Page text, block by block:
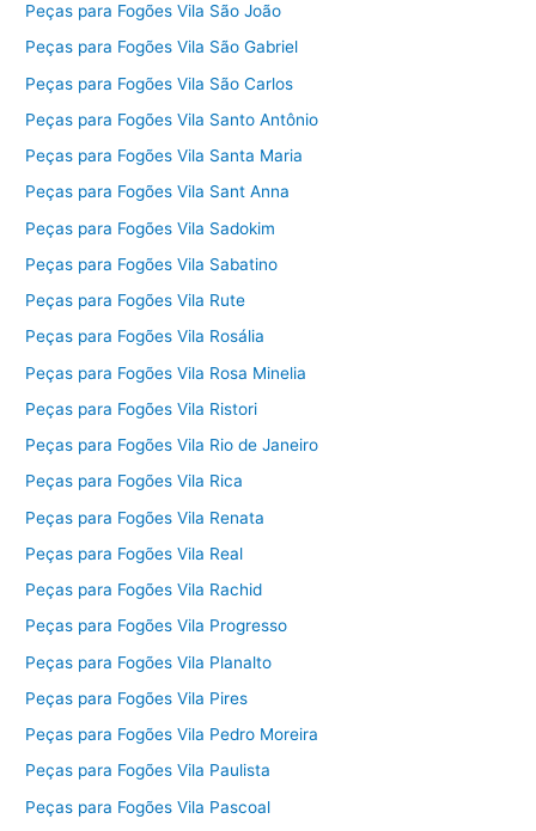
Peças para Fogões Vila São João
Peças para Fogões Vila São Gabriel
Peças para Fogões Vila São Carlos
Peças para Fogões Vila Santo Antônio
Peças para Fogões Vila Santa Maria
Peças para Fogões Vila Sant Anna
Peças para Fogões Vila Sadokim
Peças para Fogões Vila Sabatino
Peças para Fogões Vila Rute
Peças para Fogões Vila Rosália
Peças para Fogões Vila Rosa Minelia
Peças para Fogões Vila Ristori
Peças para Fogões Vila Rio de Janeiro
Peças para Fogões Vila Rica
Peças para Fogões Vila Renata
Peças para Fogões Vila Real
Peças para Fogões Vila Rachid
Peças para Fogões Vila Progresso
Peças para Fogões Vila Planalto
Peças para Fogões Vila Pires
Peças para Fogões Vila Pedro Moreira
Peças para Fogões Vila Paulista
Peças para Fogões Vila Pascoal